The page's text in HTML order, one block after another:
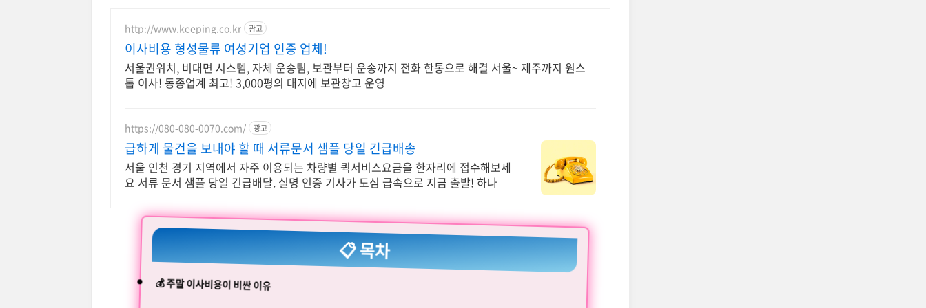
http://www.keeping.co.kr 광고
이사비용 형성물류 여성기업 인증 업체!
서울권위치, 비대면 시스템, 자체 운송팀, 보관부터 운송까지 전화 한통으로 해결 서울~ 제주까지 원스
톱 이사! 동종업계 최고! 3,000평의 대지에 보관창고 운영
https://080-080-0070.com/ 광고
급하게 물건을 보내야 할 때 서류문서 샘플 당일 긴급배송
서울 인천 경기 지역에서 자주 이용되는 차량별 퀵서비스요금을 한자리에 접수해보세
요 서류 문서 샘플 당일 긴급배달. 실명 인증 기사가 도심 급속으로 지금 출발! 하나
📋 목차
💰 주말 이사비용이 비싼 이유